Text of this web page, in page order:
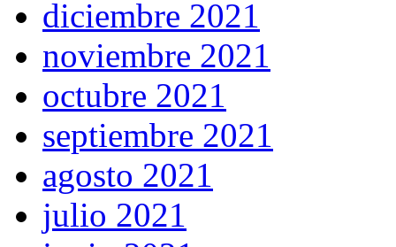
diciembre 2021
noviembre 2021
octubre 2021
septiembre 2021
agosto 2021
julio 2021